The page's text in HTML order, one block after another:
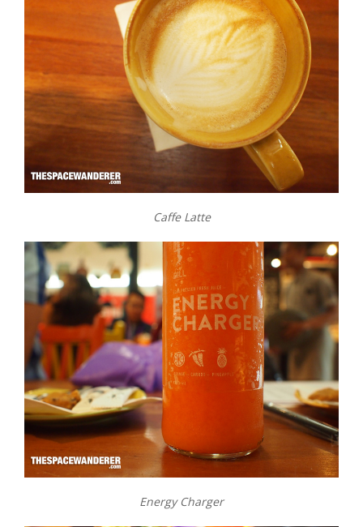
Caffe Latte
Energy Charger